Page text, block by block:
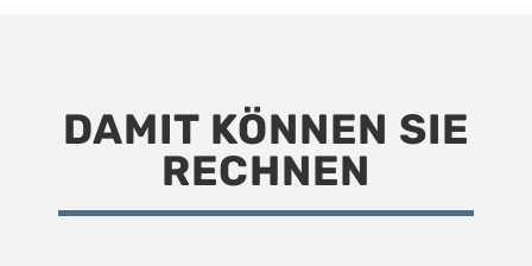
DAMIT KÖNNEN SIE
RECHNEN